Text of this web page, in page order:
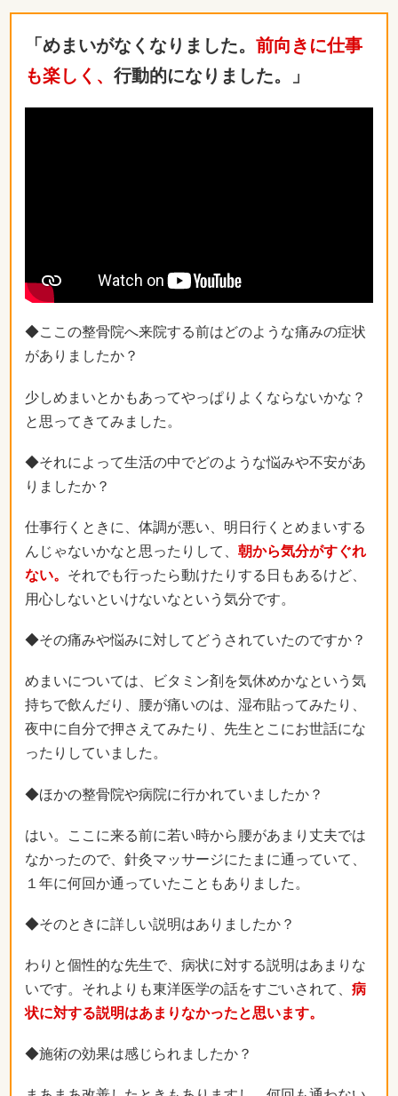
「めまいがなくなりました。 前向きに仕事
も楽しく、 行動的になりました。」
◆ここの整骨院へ来院する前はどのような痛みの症状
がありましたか？
少しめまいとかもあってやっぱりよくならないかな？
と思ってきてみました。
◆それによって生活の中でどのような悩みや不安があ
りましたか？
仕事行くときに、体調が悪い、明日行くとめまいする
んじゃないかなと思ったりして、 朝から気分がすぐれ
ない。 それでも行ったら動けたりする日もあるけど、
用心しないといけないなという気分です。
◆その痛みや悩みに対してどうされていたのですか？
めまいについては、ビタミン剤を気休めかなという気
持ちで飲んだり、腰が痛いのは、湿布貼ってみたり、
夜中に自分で押さえてみたり、先生とこにお世話にな
ったりしていました。
◆ほかの整骨院や病院に行かれていましたか？
はい。ここに来る前に若い時から腰があまり丈夫では
なかったので、針灸マッサージにたまに通っていて、
１年に何回か通っていたこともありました。
◆そのときに詳しい説明はありましたか？
わりと個性的な先生で、病状に対する説明はあまりな
いです。それよりも東洋医学の話をすごいされて、 病
状に対する説明はあまりなかったと思います。
◆施術の効果は感じられましたか？